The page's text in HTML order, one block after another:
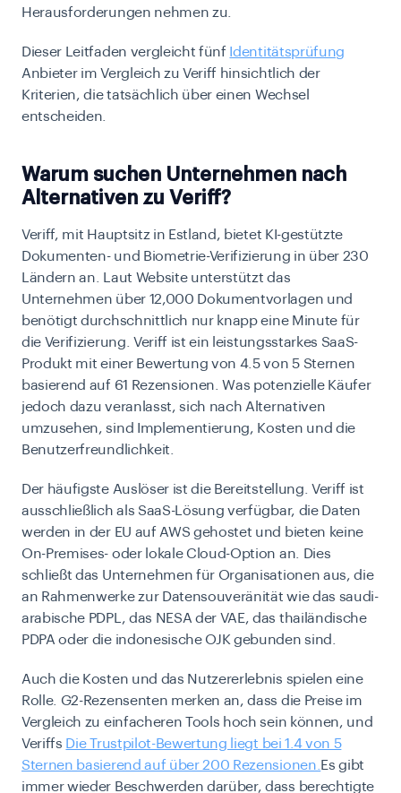
Herausforderungen nehmen zu.
Dieser Leitfaden vergleicht fünf Identitätsprüfung
Anbieter im Vergleich zu Veriff hinsichtlich der
Kriterien, die tatsächlich über einen Wechsel
entscheiden.
Warum suchen Unternehmen nach
Alternativen zu Veriff?
Veriff, mit Hauptsitz in Estland, bietet KI-gestützte
Dokumenten- und Biometrie-Verifizierung in über 230
Ländern an. Laut Website unterstützt das
Unternehmen über 12,000 Dokumentvorlagen und
benötigt durchschnittlich nur knapp eine Minute für
die Verifizierung. Veriff ist ein leistungsstarkes SaaS-
Produkt mit einer Bewertung von 4.5 von 5 Sternen
basierend auf 61 Rezensionen. Was potenzielle Käufer
jedoch dazu veranlasst, sich nach Alternativen
umzusehen, sind Implementierung, Kosten und die
Benutzerfreundlichkeit.
Der häufigste Auslöser ist die Bereitstellung. Veriff ist
ausschließlich als SaaS-Lösung verfügbar, die Daten
werden in der EU auf AWS gehostet und bieten keine
On-Premises- oder lokale Cloud-Option an. Dies
schließt das Unternehmen für Organisationen aus, die
an Rahmenwerke zur Datensouveränität wie das saudi-
arabische PDPL, das NESA der VAE, das thailändische
PDPA oder die indonesische OJK gebunden sind.
Auch die Kosten und das Nutzererlebnis spielen eine
Rolle. G2-Rezensenten merken an, dass die Preise im
Vergleich zu einfacheren Tools hoch sein können, und
Veriffs Die Trustpilot-Bewertung liegt bei 1.4 von 5
Sternen basierend auf über 200 Rezensionen.Es gibt
immer wieder Beschwerden darüber, dass berechtigte